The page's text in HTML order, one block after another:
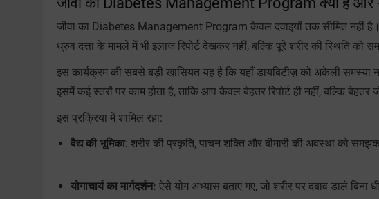
जीवा का Diabetes Management Program केवल दवाइयों तक सीमित नहीं है।
ध्रुव दत्ता के मामले में भी इलाज रिपोर्ट देखकर नहीं, बल्कि पूरे शरीर की स्थिति को
इस कार्यक्रम की सबसे बड़ी खासियत यह है कि यहाँ डायबिटीज़ को अकेली समस्या
इसमें कई स्तरों पर काम होता है, ताकि आप केवल बेहतर रिपोर्ट ही नहीं, बल्कि
इस प्रक्रिया में शामिल रहा:
वैद्य की भूमिका: शरीर की प्रकृति, पाचन शक्ति और बीमारी की अवस्था को
योगाचार्य का मार्गदर्शन: ऐसे योग अभ्यास बताए गए, जो शरीर पर दबाव डाले बिना